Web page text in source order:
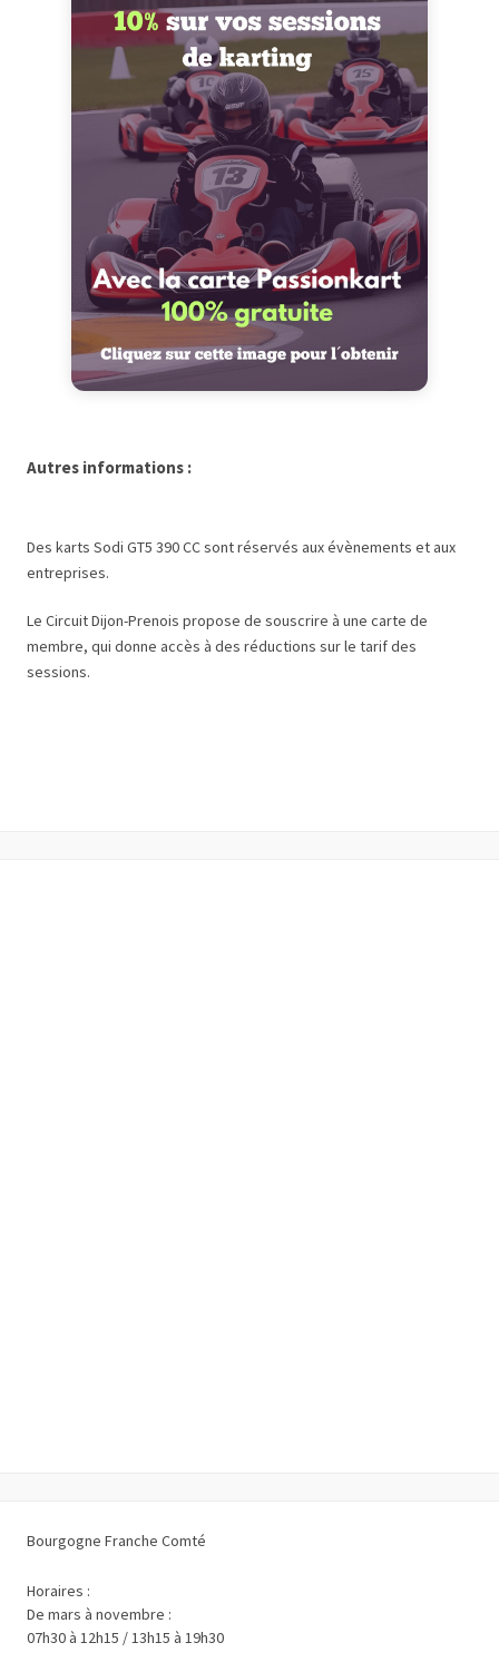
Autres informations :
Des karts Sodi GT5 390 CC sont réservés aux évènements et aux
entreprises.
Le Circuit Dijon-Prenois propose de souscrire à une carte de
membre, qui donne accès à des réductions sur le tarif des
sessions.
Bourgogne Franche Comté
Horaires :
De mars à novembre :
07h30 à 12h15 / 13h15 à 19h30